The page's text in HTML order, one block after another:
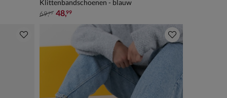
Klittenbandschoenen - blauw
van € 69,99 voor € 48,99
69,99 48,99